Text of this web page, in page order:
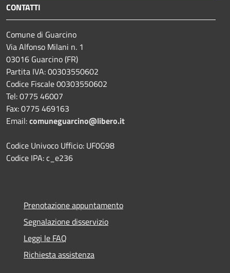
CONTATTI
Comune di Guarcino
Via Alfonso Milani n. 1
03016 Guarcino (FR)
Partita IVA: 00303550602
Codice Fiscale 00303550602
Tel: 0775 46007
Fax: 0775 469163
Email:comuneguarcino@libero.it
Codice Univoco Ufficio: UF0G98
Codice IPA: c_e236
Prenotazione appuntamento
Segnalazione disservizio
Leggi le FAQ
Richiesta assistenza